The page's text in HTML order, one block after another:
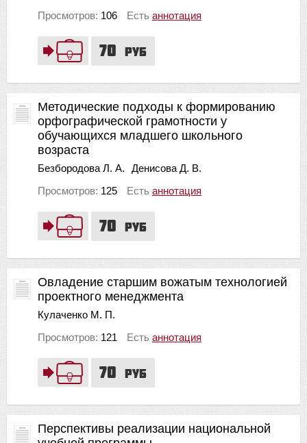
70 руб
Просмотров: 106 Есть аннотация
70 руб
Методические подходы к формированию
орфографической грамотности у
обучающихся младшего школьного
возраста
Безбородова Л. А.
Денисова Д. В.
Просмотров: 125 Есть аннотация
70 руб
Овладение старшим вожатым технологией
проектного менеджмента
Кулаченко М. П.
Просмотров: 121 Есть аннотация
Перспективы реализации национальной